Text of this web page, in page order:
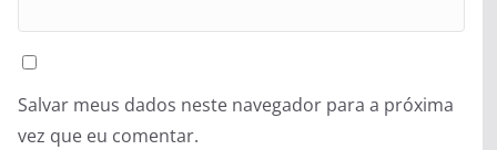
Salvar meus dados neste navegador para a próxima
vez que eu comentar.